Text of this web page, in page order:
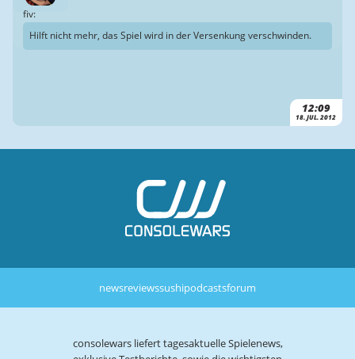
12:09
18. JUL. 2012
fiv:
Hilft nicht mehr, das Spiel wird in der Versenkung verschwinden.
newsreviewssushipodcastsforum
consolewars liefert tagesaktuelle Spielenews,